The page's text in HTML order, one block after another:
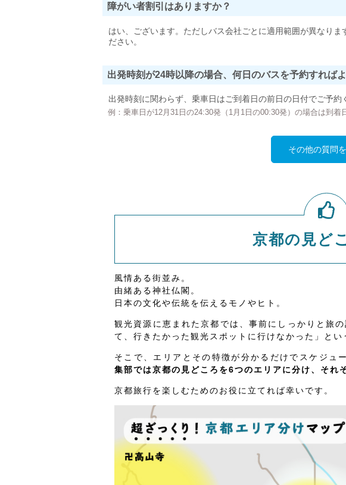
障がい者割引はありますか？
はい、ございます。ただしバス会社ごとに適用範囲が異なりま
ださい。
出発時刻が24時以降の場合、何日のバスを予約すれば
出発時刻に関わらず、乗車日はご到着日の前日の日付でご予約
例：乗車日が12月31日の24:30発（1月1日の00:30発）の場合は到着
その他の質問
京都の見ど
風情ある街並み。
由緒ある神社仏閣。
日本の文化や伝統を伝えるモノやヒト。
観光資源に恵まれた京都では、事前にしっかりと旅
て、行きたかった観光スポットに行けなかった」とい
そこで、エリアとその特徴が分かるだけでスケジュ
集部では京都の見どころを6つのエリアに分け、それ
京都旅行を楽しむためのお役に立てれば幸いです。